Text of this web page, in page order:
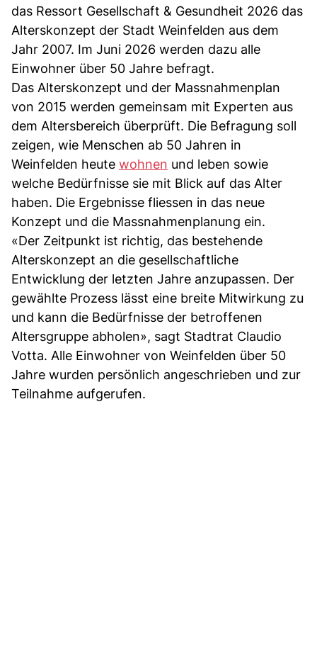
das Ressort Gesellschaft & Gesundheit 2026 das
Alterskonzept der Stadt Weinfelden aus dem
Jahr 2007. Im Juni 2026 werden dazu alle
Einwohner über 50 Jahre befragt.
Das Alterskonzept und der Massnahmenplan
von 2015 werden gemeinsam mit Experten aus
dem Altersbereich überprüft. Die Befragung soll
zeigen, wie Menschen ab 50 Jahren in
Weinfelden heute wohnen und leben sowie
welche Bedürfnisse sie mit Blick auf das Alter
haben. Die Ergebnisse fliessen in das neue
Konzept und die Massnahmenplanung ein.
«Der Zeitpunkt ist richtig, das bestehende
Alterskonzept an die gesellschaftliche
Entwicklung der letzten Jahre anzupassen. Der
gewählte Prozess lässt eine breite Mitwirkung zu
und kann die Bedürfnisse der betroffenen
Altersgruppe abholen», sagt Stadtrat Claudio
Votta. Alle Einwohner von Weinfelden über 50
Jahre wurden persönlich angeschrieben und zur
Teilnahme aufgerufen.